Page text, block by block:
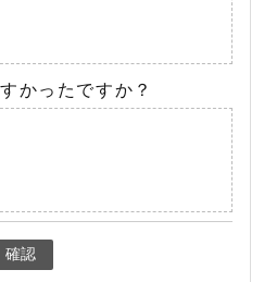
かったですか？
確認